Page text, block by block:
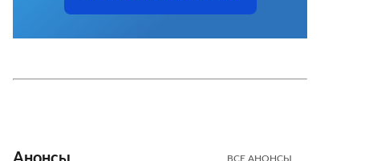
ВСЕ АНОНСЫ